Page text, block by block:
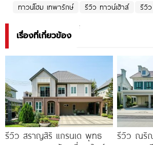
ทาวน์โฮม เทพารักษ์
รีวิว ทาวน์เฮ้าส์ รีวิ
เรื่องที่เกี่ยวข้อง
รีวิว สราญสิริ แกรนเด พุทธ
รีวิว ณริ